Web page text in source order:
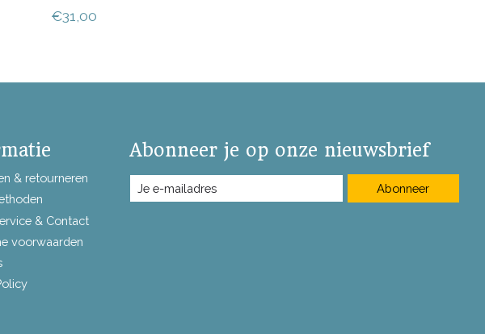
€31,00
& retourneren
& Contact
voorwaarden
Abonneer je op onze nieuwsbrief
Abonneer